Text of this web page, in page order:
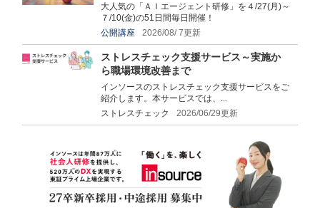
大人気の「ＡＩエージェント研修」を４/27(月)～
７/10(金)の51日間毎日開催！
公開講座
2026/08/ 7更新
ストレスチェック支援サービス～実施か
ら職場環境改善まで
インソースのストレスチェック支援サービスをご
紹介します。本サービスでは、...
ストレスチェック
2026/06/29更新